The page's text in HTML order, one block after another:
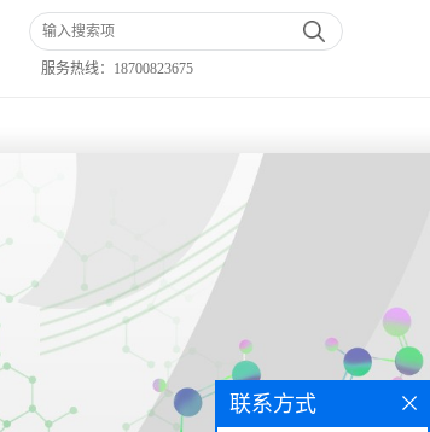
服务热线： 18700823675
联系方式